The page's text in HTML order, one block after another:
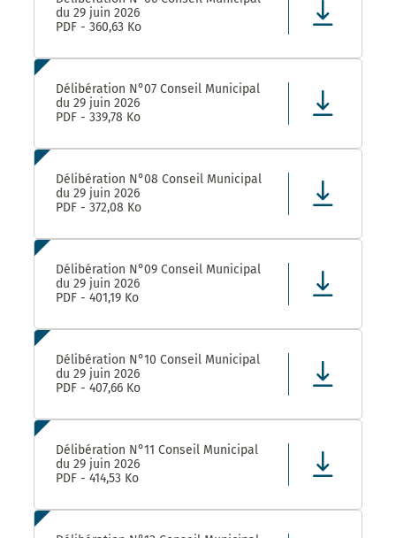
du 29 juin 2026
PDF - 360,63 Ko
Délibération N°07 Conseil Municipal
du 29 juin 2026
PDF - 339,78 Ko
Délibération N°08 Conseil Municipal
du 29 juin 2026
PDF - 372,08 Ko
Délibération N°09 Conseil Municipal
du 29 juin 2026
PDF - 401,19 Ko
Délibération N°10 Conseil Municipal
du 29 juin 2026
PDF - 407,66 Ko
Délibération N°11 Conseil Municipal
du 29 juin 2026
PDF - 414,53 Ko